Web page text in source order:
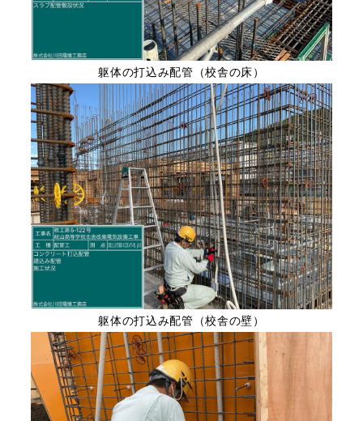
躯体の打込み配管（校舎の床）
躯体の打込み配管（校舎の壁）